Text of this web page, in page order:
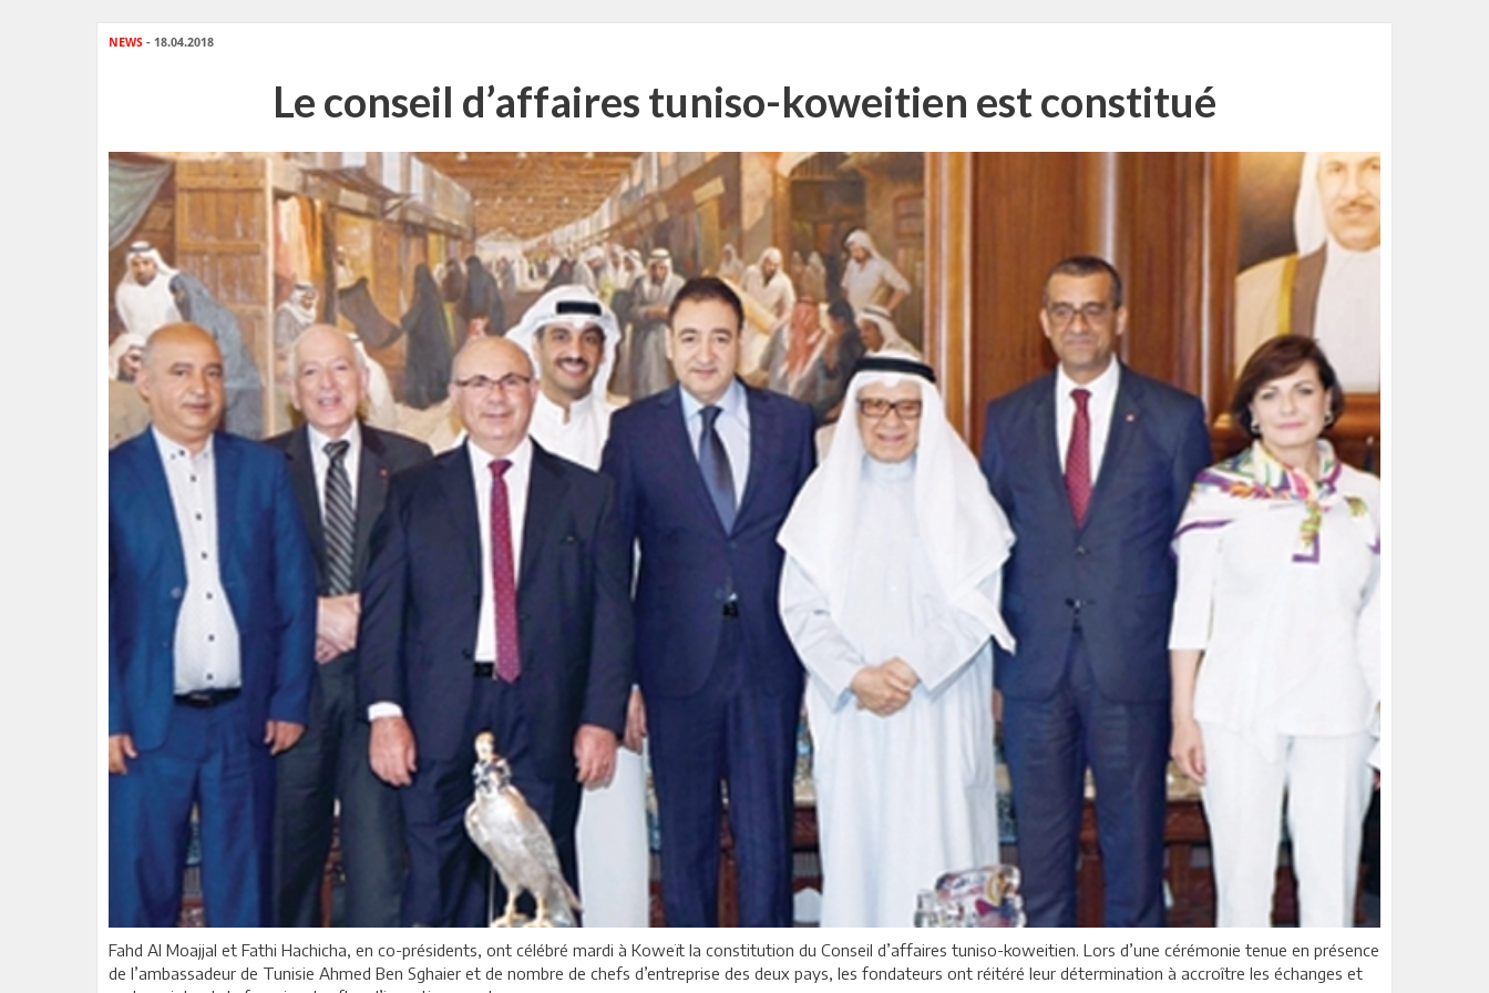
NEWS - 18.04.2018
Le conseil d’affaires tuniso-koweitien est constitué
Fahd Al Moajjal et Fathi Hachicha, en co-présidents, ont célébré mardi à Koweït la constitution du Conseil d’affaires tuniso-koweitien. Lors d’une cérémonie tenue en présence
de l’ambassadeur de Tunisie Ahmed Ben Sghaier et de nombre de chefs d’entreprise des deux pays, les fondateurs ont réitéré leur détermination à accroître les échanges et